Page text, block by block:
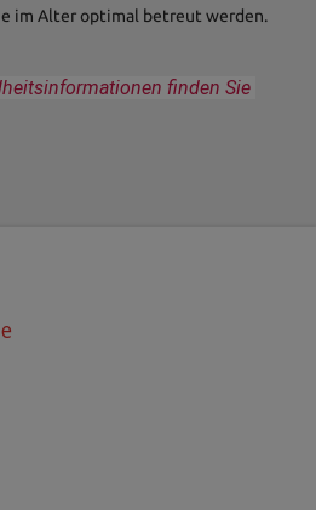
im Alter optimal betreut werden.
finden Sie